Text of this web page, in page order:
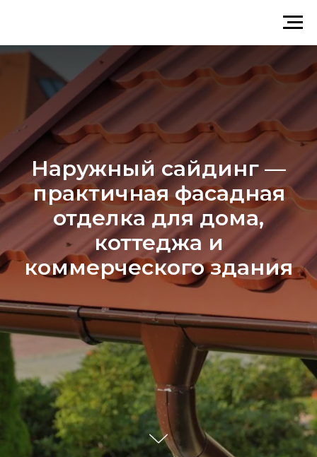
Наружный сайдинг —
практичная фасадная
отделка для дома,
коттеджа и
коммерческого здания